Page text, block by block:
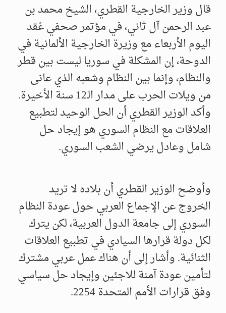
قال وزير الخارجية القطري، الشيخ محمد بن
عبد الرحمن آل ثاني، في مؤتمر صحفي عُقد
اليوم الأربعاء مع وزيرة الخارجية الألمانية في
الدوحة، إن المشكلة في سوريا ليست بين قطر
والنظام، وإنما بين النظام وشعبه الذي عانى
من ويلات الحرب على مدار الـ12 سنة الأخيرة.
وأكد الوزير القطري أن الحل الوحيد لتطبيع
العلاقات مع النظام السوري هو إيجاد حل
شامل وعادل يرضي الشعب السوري.
وأوضح الوزير القطري أن بلاده لا تريد
الخروج عن الإجماع العربي حول عودة النظام
السوري إلى جامعة الدول العربية، لكن يترك
لكل دولة قرارها السيادي في تطبيع العلاقات
الثنائية. وأشار إلى أن هناك عمل عربي مشترك
لتأمين عودة آمنة للاجئين وإيجاد حل سياسي
وفق قرارات الأمم المتحدة 2254.